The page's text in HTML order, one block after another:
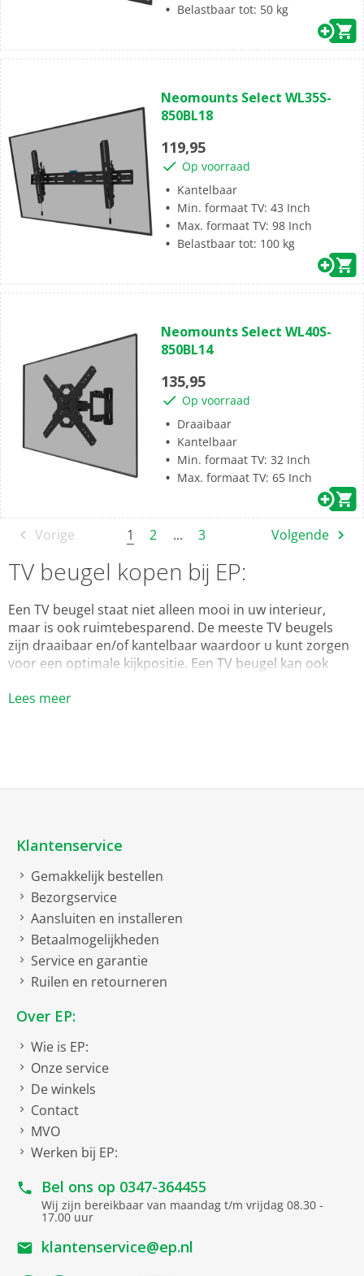
Belastbaar tot: 50 kg
van
de
sterren.
Neomounts Select WL35S-
850BL18
119,95
Op voorraad
Kantelbaar
Min. formaat TV: 43 Inch
Max. formaat TV: 98 Inch
Belastbaar tot: 100 kg
van
de
sterren.
Neomounts Select WL40S-
850BL14
135,95
Op voorraad
Draaibaar
Kantelbaar
Min. formaat TV: 32 Inch
Max. formaat TV: 65 Inch
Vorige 1 2 ... 3 Volgende
TV beugel kopen bij EP:
Een TV beugel staat niet alleen mooi in uw interieur,
maar is ook ruimtebesparend. De meeste TV beugels
zijn draaibaar en/of kantelbaar waardoor u kunt zorgen
voor een optimale kijkpositie. Een TV beugel kan ook
EP: kunt u terecht voor uitgebreid assortiment aan TV
gewicht van uw TV kan dragen. Gebruik de
gewicht van uw TV kan dragen, zodat deze veilig en
stevig hangt.
Draaibare TV beugel
Een draaibare TV beugel kan van links naar rechts
bewegen. Dit is handig als u vanaf verschillende plekken
goed naar uw TV wilt kunnen kijken, bijvoorbeeld vanaf
zowel de bank als de eettafel.
Klik hier voor een draaibare TV beugel
Kantelbare TV beugel
Een kantelbare TV beugel kan naar beneden bewegen.
Dit is handig wanneer de TV wat hoger hangt. Door het
scherm naar beneden te kantelen blijft het beeld
duidelijk zichtbaar.
Klik hier voor een kantelbare TV beugel
Lees meer
Klantenservice
Gemakkelijk bestellen
Bezorgservice
Aansluiten en installeren
Betaalmogelijkheden
Service en garantie
Ruilen en retourneren
Over EP:
Wie is EP:
Onze service
De winkels
Contact
MVO
Werken bij EP:
Bel ons op 0347-364455
Wij zijn bereikbaar van maandag t/m vrijdag 08.30 -
17.00 uur
klantenservice@ep.nl